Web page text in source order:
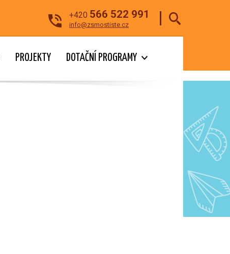
+420 566 522 991
info@zsmostiste.cz
PROJEKTY DOTAČNÍ PROGRAMY